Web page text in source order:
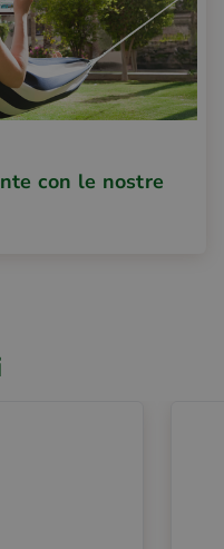
con le nostre